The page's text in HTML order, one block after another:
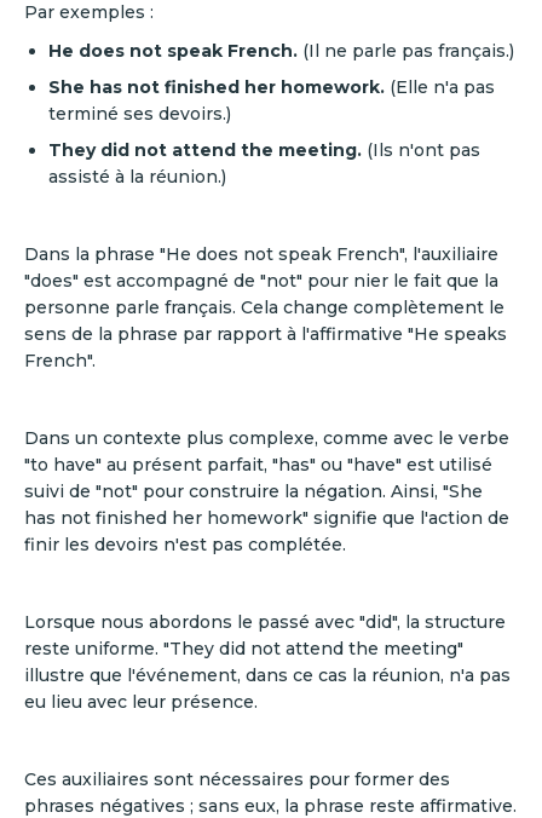
Par exemples :
He does not speak French. (Il ne parle pas français.)
She has not finished her homework. (Elle n'a pas
terminé ses devoirs.)
They did not attend the meeting. (Ils n'ont pas
assisté à la réunion.)
Dans la phrase "He does not speak French", l'auxiliaire
"does" est accompagné de "not" pour nier le fait que la
personne parle français. Cela change complètement le
sens de la phrase par rapport à l'affirmative "He speaks
French".
Dans un contexte plus complexe, comme avec le verbe
"to have" au présent parfait, "has" ou "have" est utilisé
suivi de "not" pour construire la négation. Ainsi, "She
has not finished her homework" signifie que l'action de
finir les devoirs n'est pas complétée.
Lorsque nous abordons le passé avec "did", la structure
reste uniforme. "They did not attend the meeting"
illustre que l'événement, dans ce cas la réunion, n'a pas
eu lieu avec leur présence.
Ces auxiliaires sont nécessaires pour former des
phrases négatives ; sans eux, la phrase reste affirmative.